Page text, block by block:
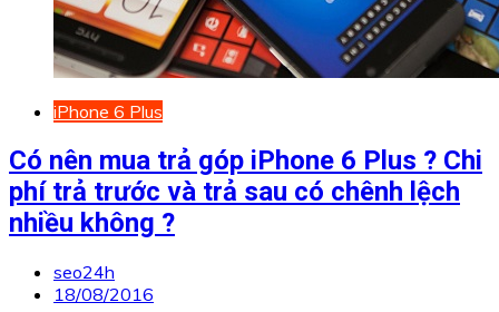
iPhone 6 Plus
Có nên mua trả góp iPhone 6 Plus ? Chi
phí trả trước và trả sau có chênh lệch
nhiều không ?
seo24h
18/08/2016